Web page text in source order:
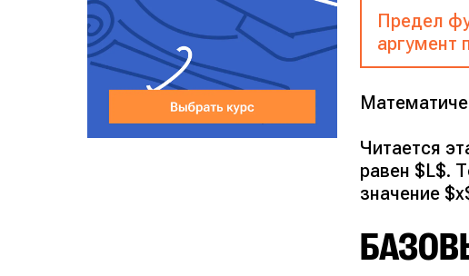
Предел
аргумент
Читается
равен $L$.
значение